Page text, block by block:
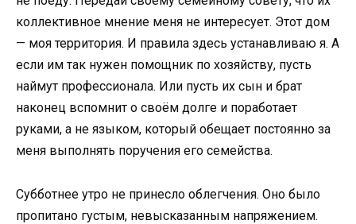
коллективное мнение меня не интересует. Этот дом
— моя территория. И правила здесь устанавливаю я. А
если им так нужен помощник по хозяйству, пусть
наймут профессионала. Или пусть их сын и брат
наконец вспомнит о своём долге и поработает
руками, а не языком, который обещает постоянно за
меня выполнять поручения его семейства.
Субботнее утро не принесло облегчения. Оно было
пропитано густым, невысказанным напряжением.